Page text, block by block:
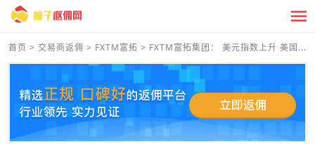
首页 > 交易商返佣 > FXTM富拓 > FXTM富拓集团： 美元指数上升 美国...